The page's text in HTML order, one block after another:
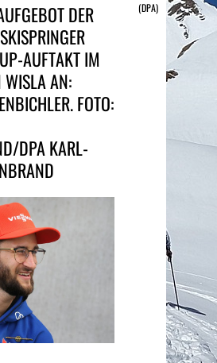
DER
AUFTAKT IM
WISLA AN:
FOTO:
DPA KARL-
(DPA)